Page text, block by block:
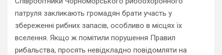
патруля закликають громадян брати участь у
збереженні рибних запасів, особливо в місцях їх
вселення. Якщо ж помітили порушення Правил
рибальства, просять невідкладно повідомляти на